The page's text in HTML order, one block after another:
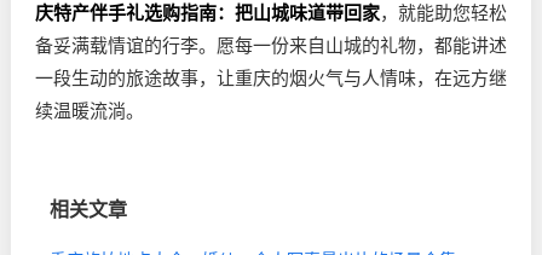
庆特产伴手礼选购指南：把山城味道带回家，就能助您轻松
备妥满载情谊的行李。愿每一份来自山城的礼物，都能讲述
一段生动的旅途故事，让重庆的烟火气与人情味，在远方继
续温暖流淌。
相关文章